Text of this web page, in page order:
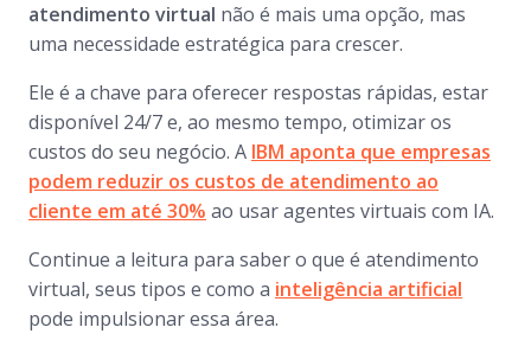
atendimento virtual não é mais uma opção, mas
uma necessidade estratégica para crescer.
Ele é a chave para oferecer respostas rápidas, estar
disponível 24/7 e, ao mesmo tempo, otimizar os
custos do seu negócio. A IBM aponta que empresas
podem reduzir os custos de atendimento ao
cliente em até 30% ao usar agentes virtuais com IA.
Continue a leitura para saber o que é atendimento
virtual, seus tipos e como a inteligência artificial
pode impulsionar essa área.